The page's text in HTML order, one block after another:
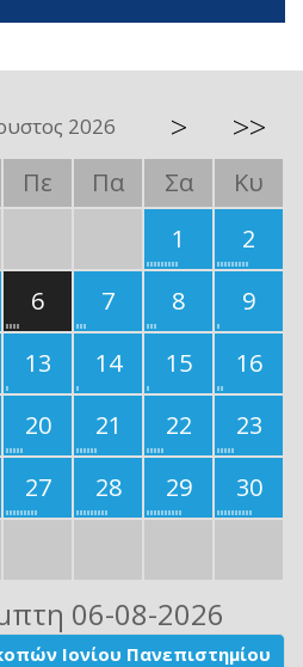
2026 > >>
Πε Πα Σα
Κυ
1
2
6 7 8
9
13 14 15
16
20 21 22
23
27 28 29
30
06-08-2026
Ιονίου Πανεπιστημίου